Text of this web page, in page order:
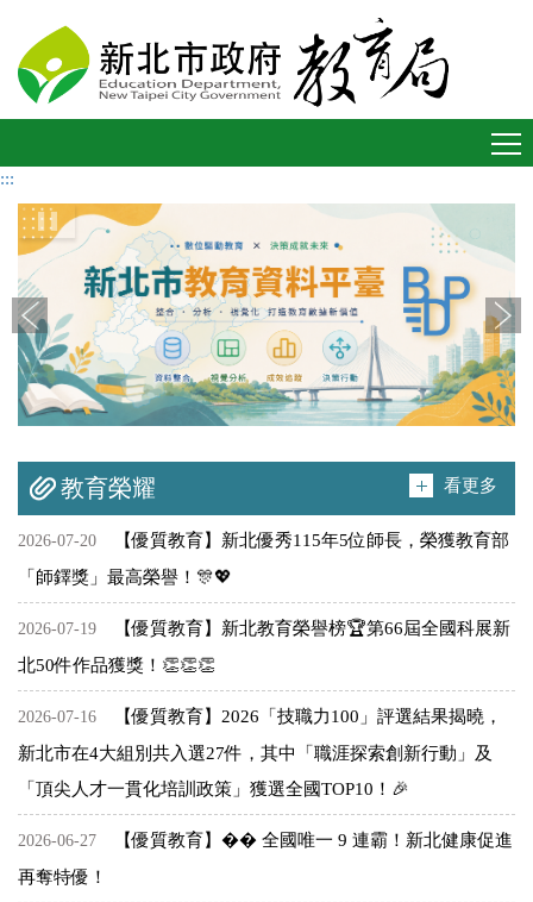
:::
教育榮耀 看更多
2026-07-20
【優質教育】新北優秀115年5位師長，榮獲教育部
「師鐸獎」最高榮譽！🎊💖
2026-07-19
【優質教育】新北教育榮譽榜🏆第66屆全國科展新
北50件作品獲獎！👏👏👏
2026-07-16
【優質教育】2026「技職力100」評選結果揭曉，
新北市在4大組別共入選27件，其中「職涯探索創新行動」及
「頂尖人才一貫化培訓政策」獲選全國TOP10！🎉
2026-06-27
【優質教育】�� 全國唯一 9 連霸！新北健康促進
再奪特優！